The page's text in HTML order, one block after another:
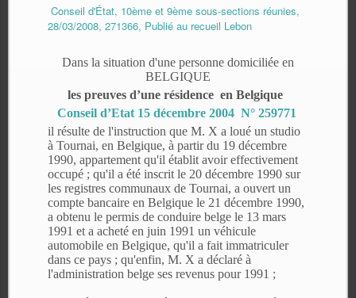
Conseil d'État, 10ème et 9ème sous-sections réunies,
28/03/2008, 271366, Publié au recueil Lebon
Dans la situation d'une personne domiciliée en
BELGIQUE
les preuves d’une résidence en Belgique
Conseil d’Etat 15 décembre 2004 N° 259771
il résulte de l'instruction que M. X a loué un studio
à Tournai, en Belgique, à partir du 19 décembre
1990, appartement qu'il établit avoir effectivement
occupé ; qu'il a été inscrit le 20 décembre 1990 sur
les registres communaux de Tournai, a ouvert un
compte bancaire en Belgique le 21 décembre 1990,
a obtenu le permis de conduire belge le 13 mars
1991 et a acheté en juin 1991 un véhicule
automobile en Belgique, qu'il a fait immatriculer
dans ce pays ; qu'enfin, M. X a déclaré à
l'administration belge ses revenus pour 1991 ;